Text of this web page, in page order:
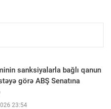
sanksiyalarla bağlı qanun
görə ABŞ Senatına
23:54